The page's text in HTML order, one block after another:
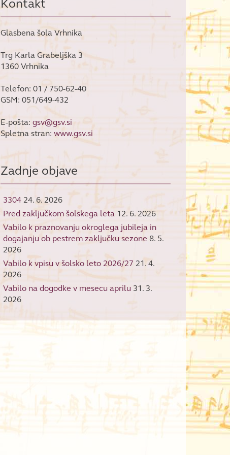
Kontakt
Glasbena šola Vrhnika
Trg Karla Grabeljška 3
1360 Vrhnika
Telefon: 01 / 750-62-40
GSM: 051/649-432
E-pošta: gsv@gsv.si
Spletna stran: www.gsv.si
Zadnje objave
3304 24. 6. 2026
Pred zaključkom šolskega leta 12. 6. 2026
Vabilo k praznovanju okroglega jubileja in
dogajanju ob pestrem zaključku sezone 8. 5.
2026
Vabilo k vpisu v šolsko leto 2026/27 21. 4.
2026
Vabilo na dogodke v mesecu aprilu 31. 3.
2026